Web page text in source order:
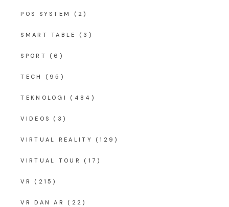
POS SYSTEM (2)
SMART TABLE (3)
SPORT (6)
TECH (95)
TEKNOLOGI (484)
VIDEOS (3)
VIRTUAL REALITY (129)
VIRTUAL TOUR (17)
VR (215)
VR DAN AR (22)